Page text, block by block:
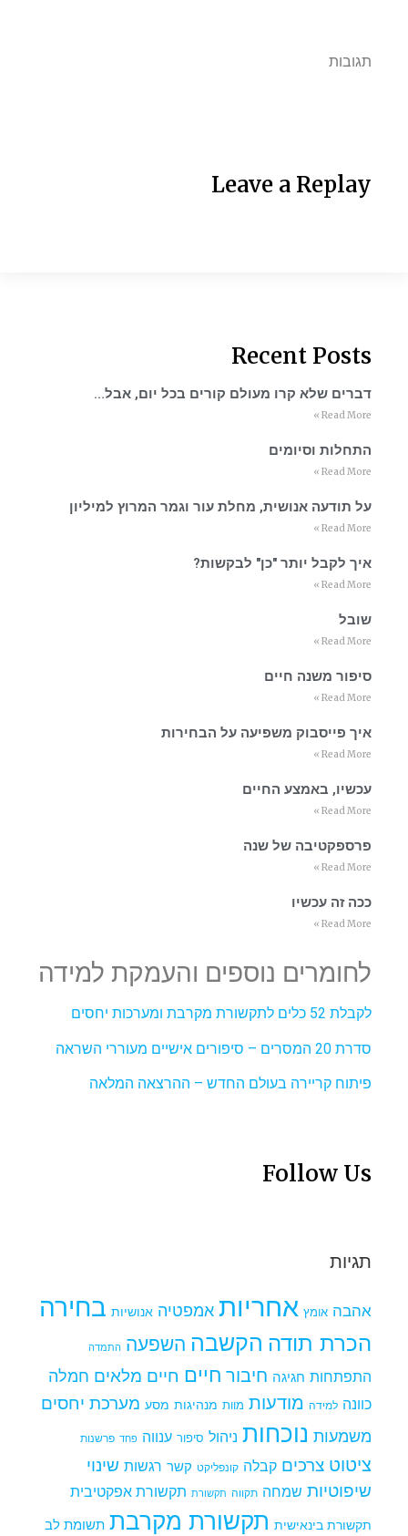
תגובות
Leave a Replay
Recent Posts
דברים שלא קרו מעולם קורים בכל יום, אבל…
Read More »
התחלות וסיומים
Read More »
על תודעה אנושית, מחלת עור וגמר המרוץ למיליון
Read More »
איך לקבל יותר "כן" לבקשות?
Read More »
שובל
Read More »
סיפור משנה חיים
Read More »
איך פייסבוק משפיעה על הבחירות
Read More »
עכשיו, באמצע החיים
Read More »
פרספקטיבה של שנה
Read More »
ככה זה עכשיו
Read More »
לחומרים נוספים והעמקת למידה
לקבלת 52 כלים לתקשורת מקרבת ומערכות יחסים
סדרת 20 המסרים – סיפורים אישיים מעוררי השראה
פיתוח קריירה בעולם החדש – ההרצאה המלאה
Follow Us
תגיות
אהבה אומץ אחריות אמפטיה אנושיות בחירה
הכרת תודה הקשבה השפעה התמדה
התפתחות חגיגה חיבור חיים חיים מלאים חמלה
כוונה למידה מודעות מוות מנהיגות מסע מערכת יחסים
משמעות נוכחות ניהול סיפור ענווה פחד פרשנות
ציטוט צרכים קבלה קונפליקט קשר רגשות שינוי
שיפוטיות שמחה תקווה תקשורת תקשורת אפקטיבית
תקשורת בינאישית תקשורת מקרבת תשומת לב